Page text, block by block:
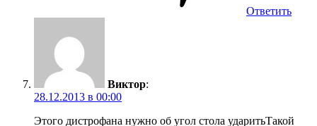
Ответить
Виктор:
28.12.2013 в 00:00
Этого дистрофана нужно об угол стола ударитьТакой